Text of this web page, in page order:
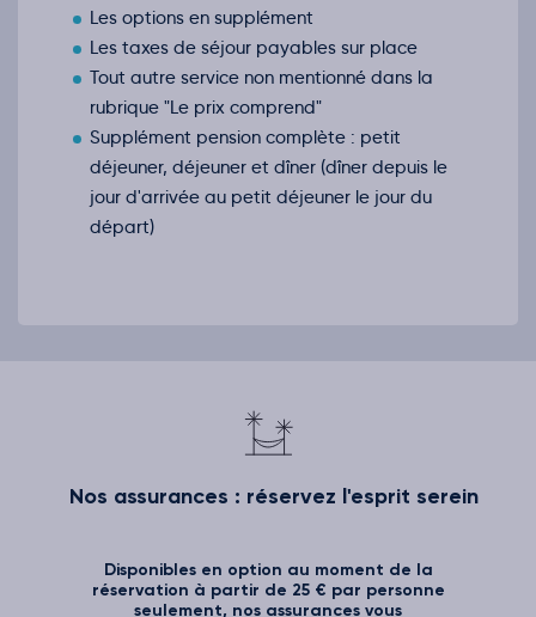
Les options en supplément
Les taxes de séjour payables sur place
Tout autre service non mentionné dans la
rubrique "Le prix comprend"
Supplément pension complète : petit
déjeuner, déjeuner et dîner (dîner depuis le
jour d'arrivée au petit déjeuner le jour du
départ)
Nos assurances : réservez l'esprit serein
Disponibles en option au moment de la
réservation à partir de 25 € par personne
seulement, nos assurances vous